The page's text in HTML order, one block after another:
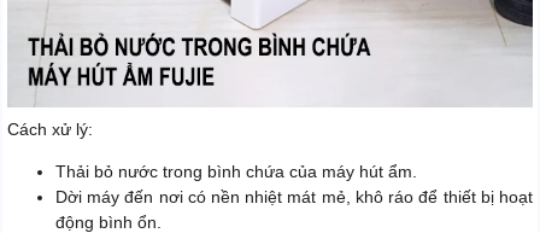
Cách xử lý:
Thải bỏ nước trong bình chứa của máy hút ẩm.
Dời máy đến nơi có nền nhiệt mát mẻ, khô ráo để thiết bị hoạt
động bình ổn.